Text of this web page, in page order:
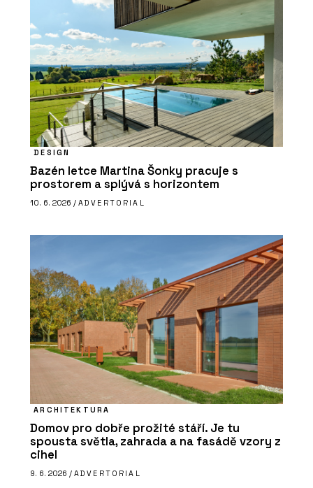
DESIGN
Bazén letce Martina Šonky pracuje s
prostorem a splývá s horizontem
10. 6. 2026 / ADVERTORIAL
ARCHITEKTURA
Domov pro dobře prožité stáří. Je tu
spousta světla, zahrada a na fasádě vzory z
cihel
9. 6. 2026 / ADVERTORIAL